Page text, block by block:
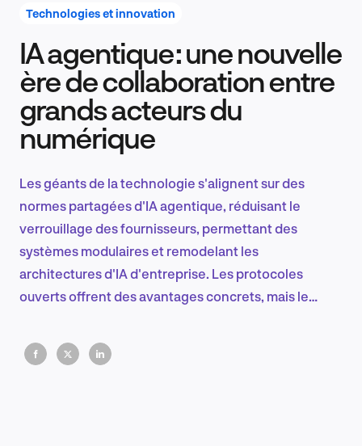
Recherche et conception produit
Tendances sectorielles
EN
FR
Technologies et innovation
IA agentique : une nouvelle
ère de collaboration entre
grands acteurs du
numérique
Les géants de la technologie s'alignent sur des
normes partagées d'IA agentique, réduisant le
verrouillage des fournisseurs, permettant des
systèmes modulaires et remodelant les
architectures d'IA d'entreprise. Les protocoles
ouverts offrent des avantages concrets, mais le
grande échelle reste un défi majeur.